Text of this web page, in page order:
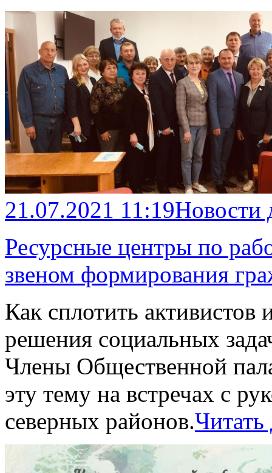
21.07.2021 11:19
Ресурсные центры по
звеном формирования
Как сплотить
решения социальных
Члены Общественной
эту тему на встречах с
северных районов.Читать